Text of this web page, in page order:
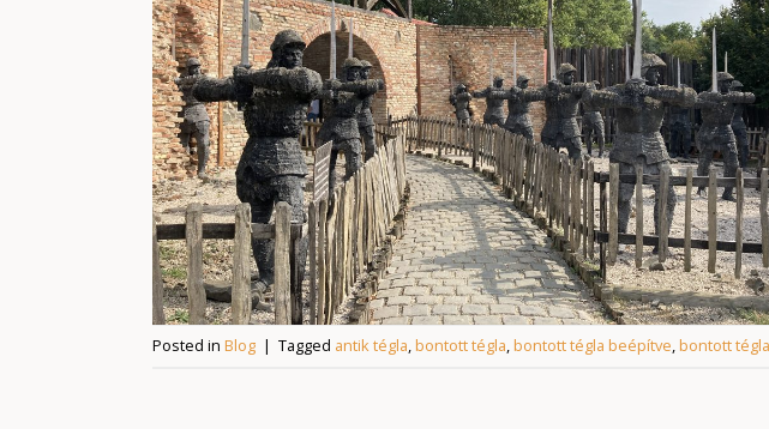
Posted in Blog | Tagged antik tégla,bontott tégla,bontott tégla beépítve,bontott